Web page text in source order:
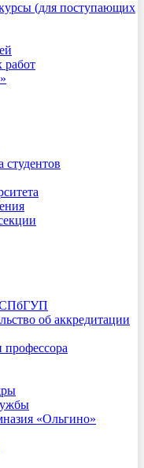
(для поступающих
работ
СПбГУП
об аккредитации
«Ольгино»